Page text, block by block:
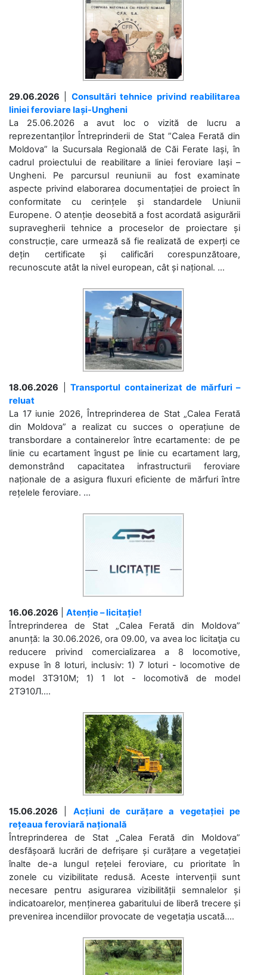
29.06.2026
Consultări tehnice privind reabilitarea
liniei feroviare Iași-Ungheni
La 25.06.2026 a avut loc o vizită de lucru a
reprezentanților Întreprinderii de Stat ”Calea Ferată din
Moldova” la Sucursala Regională de Căi Ferate Iași, în
cadrul proiectului de reabilitare a liniei feroviare Iași –
Ungheni. Pe parcursul reuniunii au fost examinate
aspecte privind elaborarea documentației de proiect în
conformitate cu cerințele și standardele Uniunii
Europene. O atenție deosebită a fost acordată asigurării
supravegherii tehnice a proceselor de proiectare și
construcție, care urmează să fie realizată de experți ce
dețin certificate și calificări corespunzătoare,
recunoscute atât la nivel european, cât și național. ...
18.06.2026
Transportul containerizat de mărfuri –
reluat
La 17 iunie 2026, Întreprinderea de Stat „Calea Ferată
din Moldova” a realizat cu succes o operațiune de
transbordare a containerelor între ecartamente: de pe
linie cu ecartament îngust pe linie cu ecartament larg,
demonstrând capacitatea infrastructurii feroviare
naționale de a asigura fluxuri eficiente de mărfuri între
rețelele feroviare. ...
16.06.2026
Atenție – licitație!
Întreprinderea de Stat „Calea Ferată din Moldova”
anunță: la 30.06.2026, ora 09.00, va avea loc licitaţia cu
reducere privind comercializarea a 8 locomotive,
expuse în 8 loturi, inclusiv: 1) 7 loturi - locomotive de
model 3ТЭ10М; 1) 1 lot - locomotivă de model
2ТЭ10Л....
15.06.2026
Acțiuni de curățare a vegetației pe
rețeaua feroviară națională
Întreprinderea de Stat „Calea Ferată din Moldova”
desfășoară lucrări de defrișare și curățare a vegetației
înalte de-a lungul rețelei feroviare, cu prioritate în
zonele cu vizibilitate redusă. Aceste intervenții sunt
necesare pentru asigurarea vizibilității semnalelor și
indicatoarelor, menținerea gabaritului de liberă trecere și
prevenirea incendiilor provocate de vegetația uscată....